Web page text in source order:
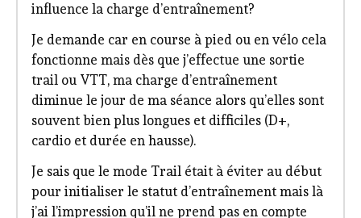
influence la charge d’entraînement?
Je demande car en course à pied ou en vélo cela
fonctionne mais dès que j’effectue une sortie
trail ou VTT, ma charge d’entraînement
diminue le jour de ma séance alors qu’elles sont
souvent bien plus longues et difficiles (D+,
cardio et durée en hausse).
Je sais que le mode Trail était à éviter au début
pour initialiser le statut d’entraînement mais là
j’ai l’impression qu’il ne prend pas en compte